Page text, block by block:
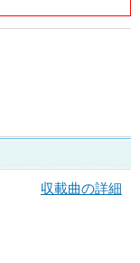
収載曲の詳細